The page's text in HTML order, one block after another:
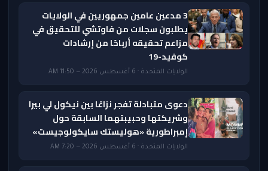
3 مدعين عامين جمهوريين في الولايات
يطلبون سجلات من فاوتشي للتحقيق في
مزاعم تحقيقه أرباحًا من إرشادات
كوفيد-19
الولايات المتحدة · 6 أغسطس 2026 — 11:50 AM
دعوى متبادلة تفجر نزاعًا بين نيكول لي بيرا
وشريكتها وحبيبتهما السابقة حول
إمبراطورية «هوليستك سايكولوجيست»
الولايات المتحدة · 6 أغسطس 2026 — 7:20 AM